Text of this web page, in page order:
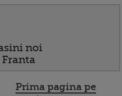
noi
Prima pagina pe